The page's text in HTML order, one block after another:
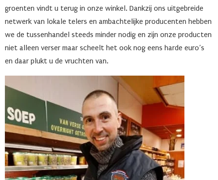
groenten vindt u terug in onze winkel. Dankzij ons uitgebreide
netwerk van lokale telers en ambachtelijke producenten hebben
we de tussenhandel steeds minder nodig en zijn onze producten
niet alleen verser maar scheelt het ook nog eens harde euro’s
en daar plukt u de vruchten van.